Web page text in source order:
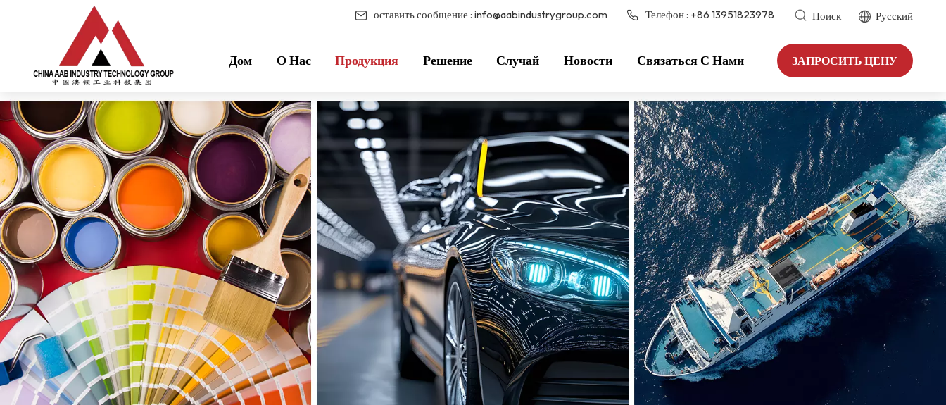
оставить сообщение : info@aabindustrygroup.com Телефон : +86 13951823978 Поиск Русский
Дом О Нас Продукция Решение Случай Новости Связаться С Нами ЗАПРОСИТЬ ЦЕНУ